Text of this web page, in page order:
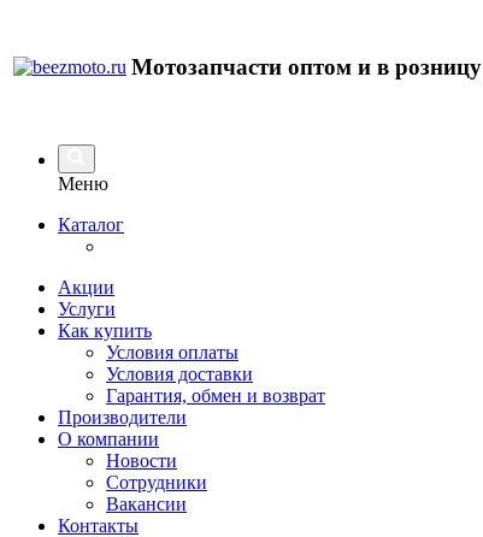
Мотозапчасти оптом и в розницу
Меню
Каталог
Акции
Услуги
Как купить
Условия оплаты
Условия доставки
Гарантия, обмен и возврат
Производители
О компании
Новости
Сотрудники
Вакансии
Контакты